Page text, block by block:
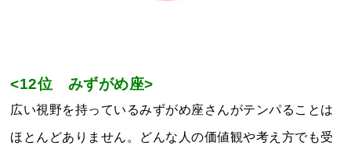
<12位 みずがめ座>
広い視野を持っているみずがめ座さんがテンパることは
ほとんどありません。どんな人の価値観や考え方でも受